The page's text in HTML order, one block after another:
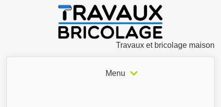
Travaux et bricolage maison
Menu